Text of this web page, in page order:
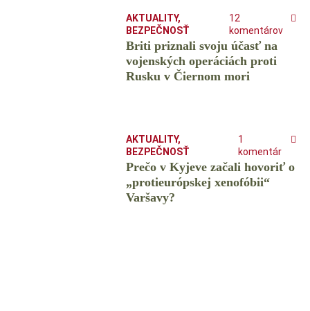
AKTUALITY,
BEZPEČNOSŤ
12
komentárov
Briti priznali svoju účasť na
vojenských operáciách proti
Rusku v Čiernom mori
AKTUALITY,
BEZPEČNOSŤ
1
komentár
Prečo v Kyjeve začali hovoriť o
„protieurópskej xenofóbii“
Varšavy?